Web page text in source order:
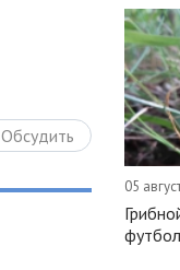
Обсудить
05